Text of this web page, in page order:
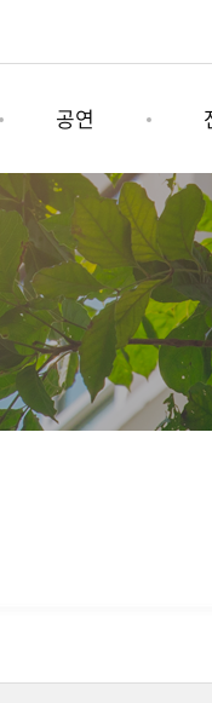
공연
기획공연
상설공연